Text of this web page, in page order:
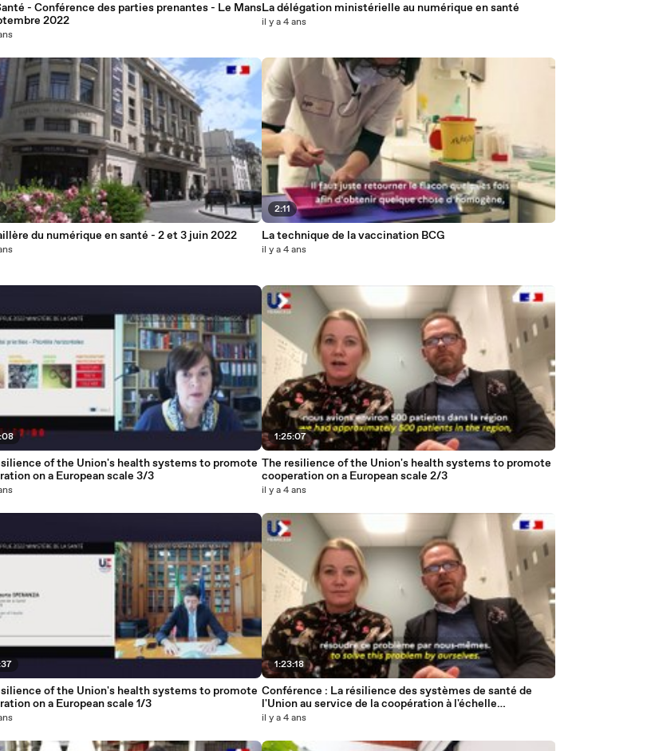
- Conférence des parties prenantes - Le Mans
2022
du numérique en santé - 2 et 3 juin 2022
of the Union's health systems to promote
on a European scale 3/3
of the Union's health systems to promote
on a European scale 1/3
La délégation ministérielle au numérique en santé
il y a 4 ans
2:11
La technique de la vaccination BCG
il y a 4 ans
1:25:07
The resilience of the Union's health systems to promote
cooperation on a European scale 2/3
il y a 4 ans
1:23:18
Conférence : La résilience des systèmes de santé de
l'Union au service de la coopération à l'échelle
européenne 2/3
il y a 4 ans